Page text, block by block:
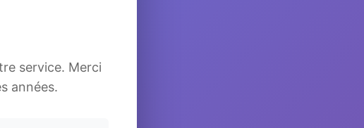
service. Merci
années.